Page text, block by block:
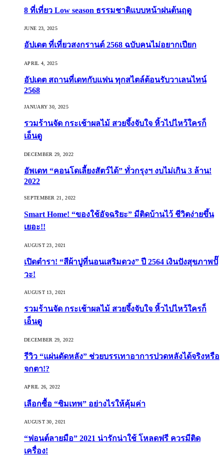
8 ที่เที่ยว Low season ธรรมชาติแบบหน้าฝนต้นฤดู️
JUNE 23, 2025
อัปเดต ที่เที่ยวสงกรานต์ 2568 ฉบับคนไม่อยากเปียก
APRIL 4, 2025
อัปเดต สถานที่เดทกับแฟน ทุกสไตล์ต้อนรับวาเลนไทน์
2568
JANUARY 30, 2025
รวมร้านจัด กระเช้าผลไม้ สวยจึ้งจับใจ หิ้วไปไหว้ใครก็
เอ็นดู
DECEMBER 29, 2022
อัพเดท “คอนโดเลี้ยงสัตว์ได้” ทั่วกรุงฯ งบไม่เกิน 3 ล้าน!
2022
SEPTEMBER 21, 2022
Smart Home! “ของใช้อัจฉริยะ” มีติดบ้านไว้ ชีวิตง่ายขึ้น
เยอะ!!
AUGUST 23, 2021
เปิดตำรา! “สีผ้าปูที่นอนเสริมดวง” ปี 2564 เงินปังสุขภาพปั๊
วะ!
AUGUST 13, 2021
รวมร้านจัด กระเช้าผลไม้ สวยจึ้งจับใจ หิ้วไปไหว้ใครก็
เอ็นดู
DECEMBER 29, 2022
รีวิว “แผ่นดัดหลัง” ช่วยบรรเทาอาการปวดหลังได้จริงหรือ
จกตา!?
APRIL 26, 2022
เลือกซื้อ “ซิมเทพ” อย่างไรให้คุ้มค่า
AUGUST 30, 2021
“ฟอนต์ลายมือ” 2021 น่ารักน่าใช้ โหลดฟรี ควรมีติด
เครื่อง!